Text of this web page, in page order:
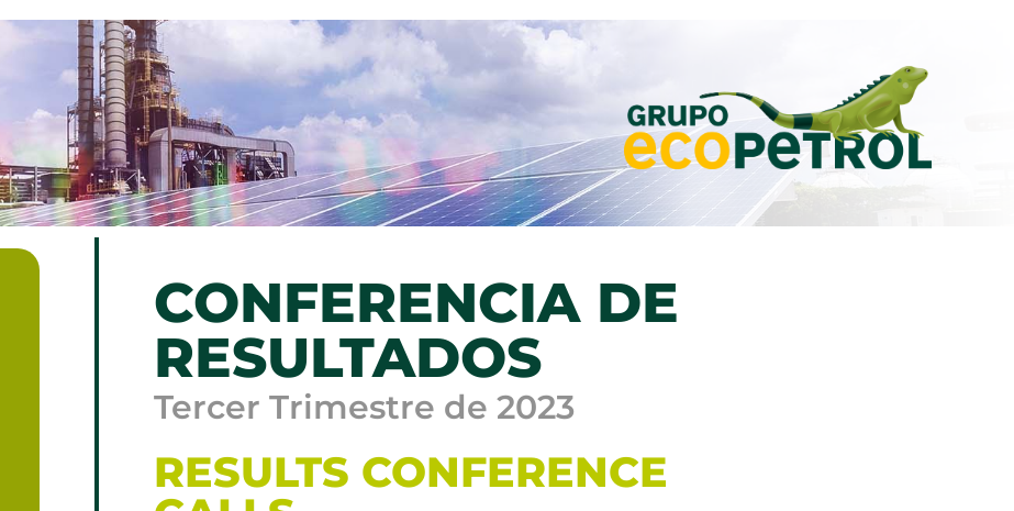
CONFERENCIA DE
RESULTADOS
Tercer Trimestre de 2023
RESULTS CONFERENCE